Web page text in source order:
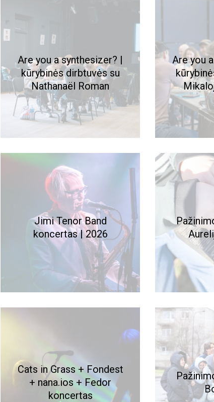
Are you a synthesizer? |
kūrybinės dirbtuvės su
Nathanaël Roman
Are you
Jimi Tenor Band
koncertas | 2026
Cats in Grass + Fondest
+ nana.ios + Fedor
koncertas